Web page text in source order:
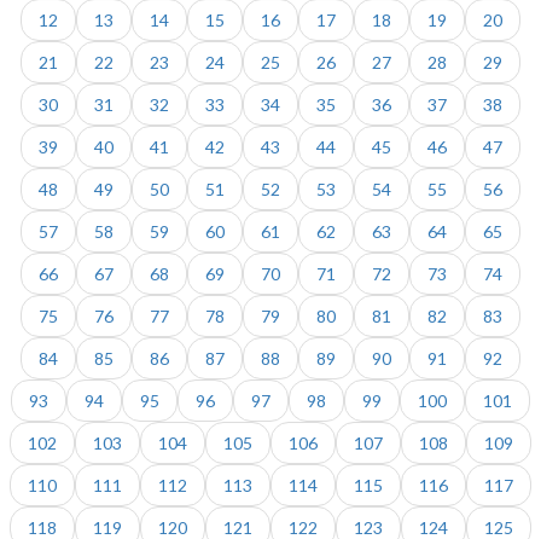
12 13 14 15 16 17 18 19 20
21 22 23 24 25 26 27 28 29
30 31 32 33 34 35 36 37 38
39 40 41 42 43 44 45 46 47
48 49 50 51 52 53 54 55 56
57 58 59 60 61 62 63 64 65
66 67 68 69 70 71 72 73 74
75 76 77 78 79 80 81 82 83
84 85 86 87 88 89 90 91 92
93 94 95 96 97 98 99 100 101
102 103 104 105 106 107 108 109
110 111 112 113 114 115 116 117
118 119 120 121 122 123 124 125